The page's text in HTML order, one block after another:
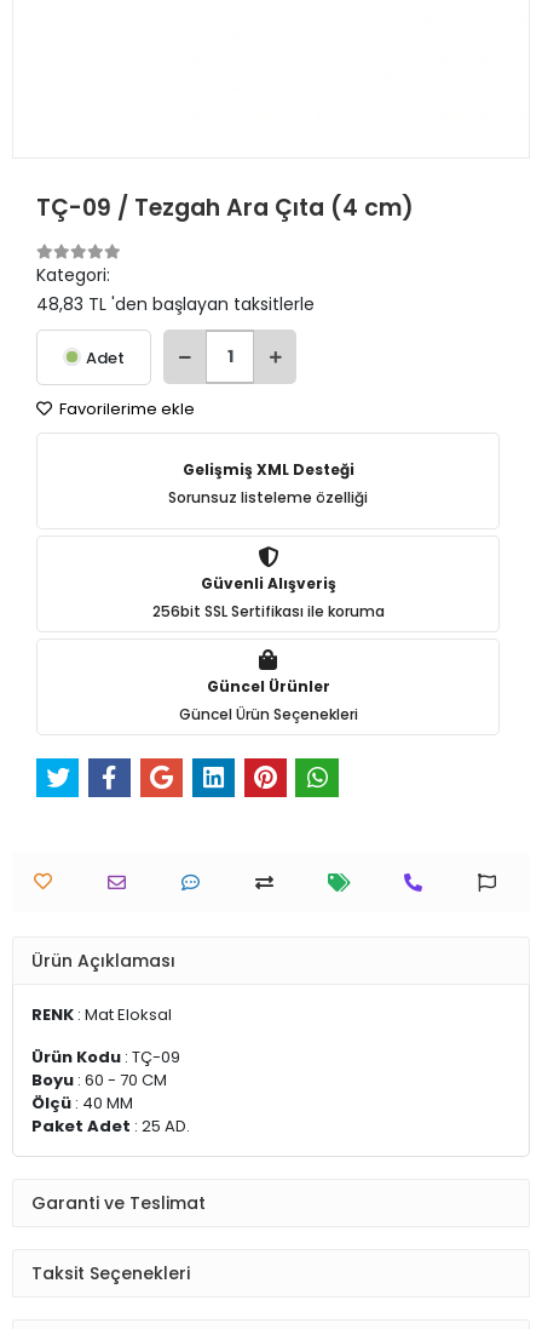
TÇ-09 / Tezgah Ara Çıta (4 cm)
Kategori:
48,83 TL 'den başlayan taksitlerle
Adet
Favorilerime ekle
Gelişmiş XML Desteği
Sorunsuz listeleme özelliği
Güvenli Alışveriş
256bit SSL Sertifikası ile koruma
Güncel Ürünler
Güncel Ürün Seçenekleri
Ürün Açıklaması
RENK : Mat Eloksal
Ürün Kodu : TÇ-09
Boyu : 60 - 70 CM
Ölçü : 40 MM
Paket Adet : 25 AD.
Garanti ve Teslimat
Taksit Seçenekleri